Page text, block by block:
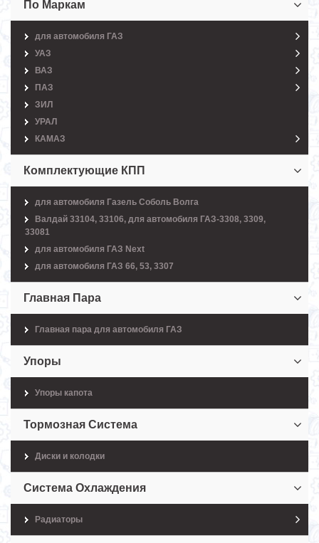
По Маркам
для автомобиля ГАЗ
УАЗ
ВАЗ
ПАЗ
ЗИЛ
УРАЛ
КАМАЗ
Комплектующие КПП
для автомобиля Газель Соболь Волга
Валдай 33104, 33106, для автомобиля ГАЗ-3308, 3309,
33081
для автомобиля ГАЗ Next
для автомобиля ГАЗ 66, 53, 3307
Главная Пара
Главная пара для автомобиля ГАЗ
Упоры
Упоры капота
Тормозная Система
Диски и колодки
Система Охлаждения
Радиаторы